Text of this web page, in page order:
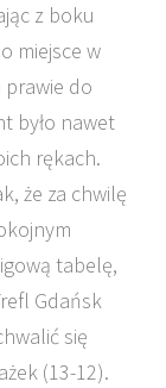
z boku
miejsce w
prawie do
było nawet
rękach.
że za chwilę
tabelę,
Gdańsk
się
(13-12).